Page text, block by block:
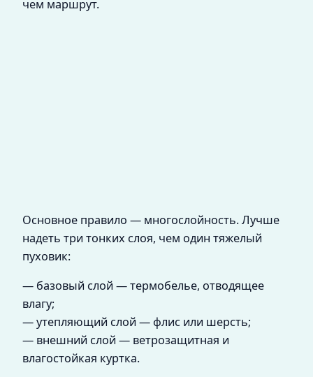
чем маршрут.
Основное правило — многослойность. Лучше
надеть три тонких слоя, чем один тяжелый
пуховик:
— базовый слой — термобелье, отводящее
влагу;
— утепляющий слой — флис или шерсть;
— внешний слой — ветрозащитная и
влагостойкая куртка.